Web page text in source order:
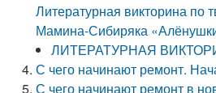
Литературная викторина по
Мамина-Сибиряка
ЛИТЕРАТУРНАЯ
С чего начинают ремонт.
С чего начинают ремонт в